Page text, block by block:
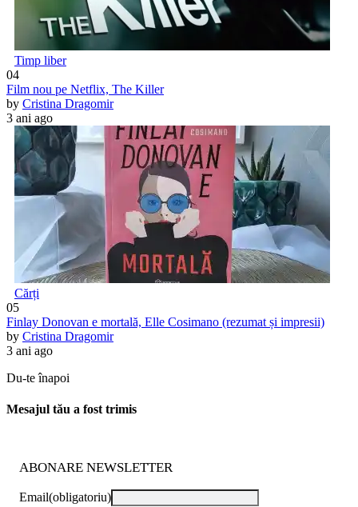
Timp liber
04
Film nou pe Netflix, The Killer
by Cristina Dragomir
3 ani ago
Cărți
05
Finlay Donovan e mortală, Elle Cosimano (rezumat și impresii)
by Cristina Dragomir
3 ani ago
Du-te înapoi
Mesajul tău a fost trimis
ABONARE NEWSLETTER
Email(obligatoriu)